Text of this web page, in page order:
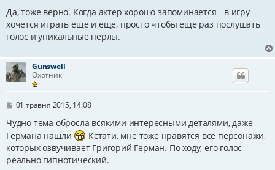
в
і
д
о
е
н
н
Да, тоже верно. Когда актер хорошо запоминается - в игру
хочется играть еще и еще, просто чтобы еще раз послушать
голос и уникальные перлы.
Gunswell
Охотник
П
в
і
д
о
л
01 травня 2015, 14:08
Чудно тема обросла всякими интересными деталями, даже
Германа нашли
Кстати, мне тоже нравятся все персонажи,
которых озвучивает Григорий Герман. По ходу, его голос -
реально гипнотический.